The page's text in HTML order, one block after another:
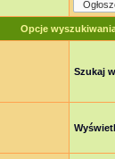
Opcje
Szukaj